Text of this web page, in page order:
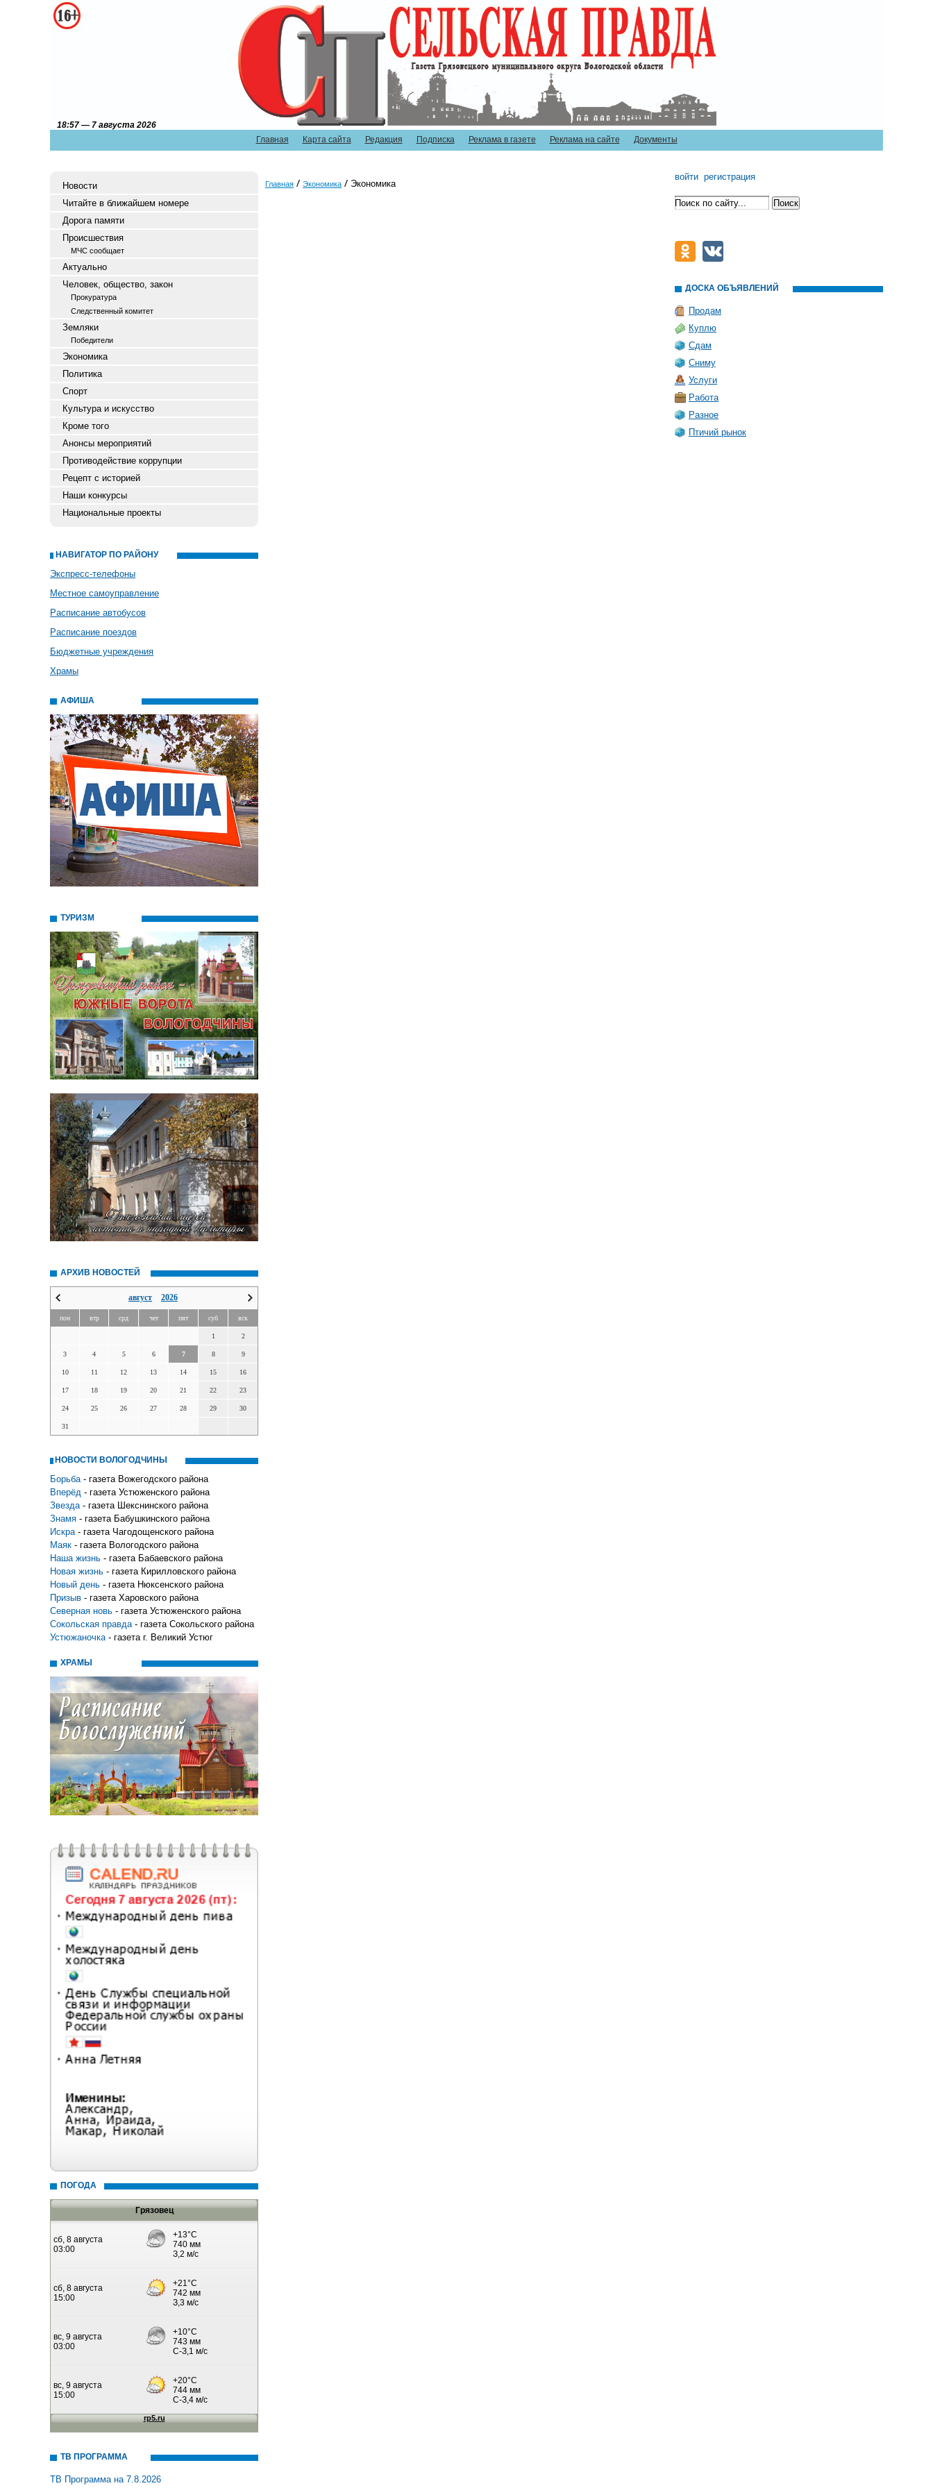
Главная Карта сайта Редакция Подписка Реклама в газете Реклама на сайте Документы
18:57 — 7 августа 2026
Новости
Читайте в ближайшем номере
Дорога памяти
Происшествия
МЧС сообщает
Актуально
Человек, общество, закон
Прокуратура
Следственный комитет
Земляки
Победители
Экономика
Политика
Спорт
Культура и искусство
Кроме того
Анонсы мероприятий
Противодействие коррупции
Рецепт с историей
Наши конкурсы
Национальные проекты
НАВИГАТОР ПО РАЙОНУ
Экспресс-телефоны
Местное самоуправление
Расписание автобусов
Расписание поездов
Бюджетные учреждения
Храмы
АФИША
ТУРИЗМ
АРХИВ НОВОСТЕЙ
август 2026
пон втр срд чет пят суб вск
1 2
3 4 5 6 7 8 9
10 11 12 13 14 15 16
17 18 19 20 21 22 23
24 25 26 27 28 29 30
31
НОВОСТИ ВОЛОГОДЧИНЫ
Борьба - газета Вожегодского района
Вперёд - газета Устюженского района
Звезда - газета Шекснинского района
Знамя - газета Бабушкинского района
Искра - газета Чагодощенского района
Маяк - газета Вологодского района
Наша жизнь - газета Бабаевского района
Новая жизнь - газета Кирилловского района
Новый день - газета Нюксенского района
Призыв - газета Харовского района
Северная новь - газета Устюженского района
Сокольская правда - газета Сокольского района
Устюжаночка - газета г. Великий Устюг
ХРАМЫ
ПОГОДА
Грязовец
ТВ ПРОГРАММА
ТВ Программа на 7.8.2026
Главная Экономика Экономика
войти регистрация
ДОСКА ОБЪЯВЛЕНИЙ
Продам
Куплю
Сдам
Сниму
Услуги
Работа
Разное
Птичий рынок